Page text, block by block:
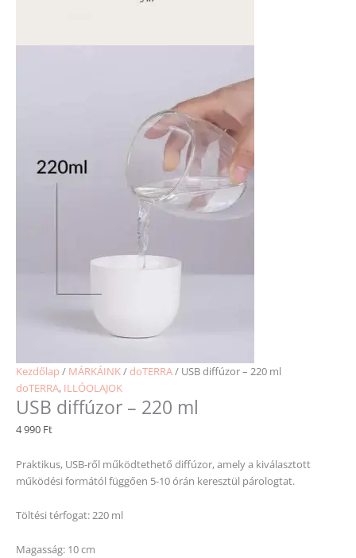
Kezdőlap / MÁRKÁINK/doTERRA/ USB diffúzor – 220 ml
doTERRA, ILLÓOLAJOK
USB diffúzor – 220 ml
4 990 Ft
Praktikus, USB-ről működtethető diffúzor, amely a kiválasztott
működési formától függően 5-10 órán keresztül párologtat.
Töltési térfogat: 220 ml
Magasság: 10 cm